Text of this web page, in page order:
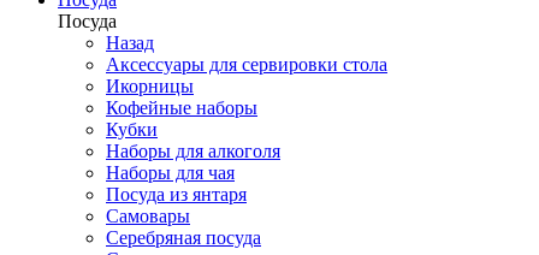
Посуда
Назад
Аксессуары для сервировки стола
Икорницы
Кофейные наборы
Кубки
Наборы для алкоголя
Наборы для чая
Посуда из янтаря
Самовары
Серебряная посуда